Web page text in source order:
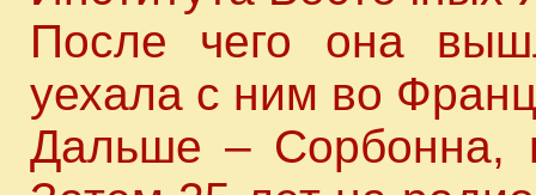
После чего она
уехала с ним во
Дальше – Сорбонна,